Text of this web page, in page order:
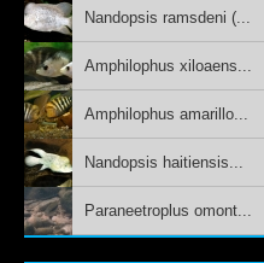
Nandopsis ramsdeni (...
Amphilophus xiloaens...
Amphilophus amarillo...
Nandopsis haitiensis...
Paraneetroplus omont...